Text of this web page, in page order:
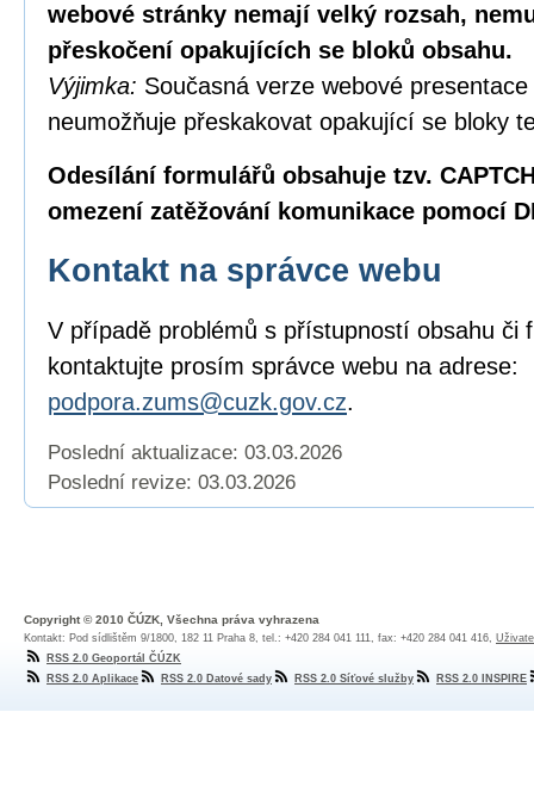
webové stránky nemají velký rozsah,
přeskočení opakujících se bloků obsahu.
Výjimka: Současná verze webové
neumožňuje přeskakovat opakující se bloky
Odesílání formulářů obsahuje tzv.
omezení zatěžování komunikace pomocí
Kontakt na správce webu
V případě problémů s přístupností obsahu či
kontaktujte prosím správce webu na adrese:
podpora.zums@cuzk.gov.cz.
Poslední aktualizace: 03.03.2026
Poslední revize: 03.03.2026
Copyright © 2010 ČÚZK, Všechna práva vyhrazena
Kontakt: Pod sídlištěm 9/1800, 182 11 Praha 8, tel.: +420 284 041 111, fax: +420 284 041 416,
RSS 2.0 Geoportál ČÚZK
RSS 2.0 Aplikace
RSS 2.0 Datové sady RSS 2.0 Síťové služby RSS 2.0 INSPIRE